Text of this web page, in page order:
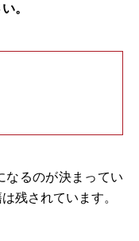
。
なるのが決まってい
残されています。